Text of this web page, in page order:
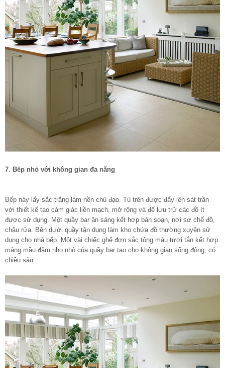
7. Bếp nhỏ với không gian đa năng
Bếp này lấy sắc trắng làm nền chủ đạo. Tủ trên được đẩy lên sát trần
với thiết kế tạo cảm giác liền mạch, mở rộng và để lưu trữ các đồ ít
được sử dụng. Một quầy bar ăn sáng kết hợp bàn soạn, nơi sơ chế đồ,
chậu rửa. Bên dưới quầy tận dụng làm kho chứa đồ thường xuyên sử
dụng cho nhà bếp. Một vài chiếc ghế đơn sắc tông màu tươi tắn kết hợp
mảng mầu đậm nho nhỏ của quầy bar tạo cho không gian sống động, có
chiều sâu.